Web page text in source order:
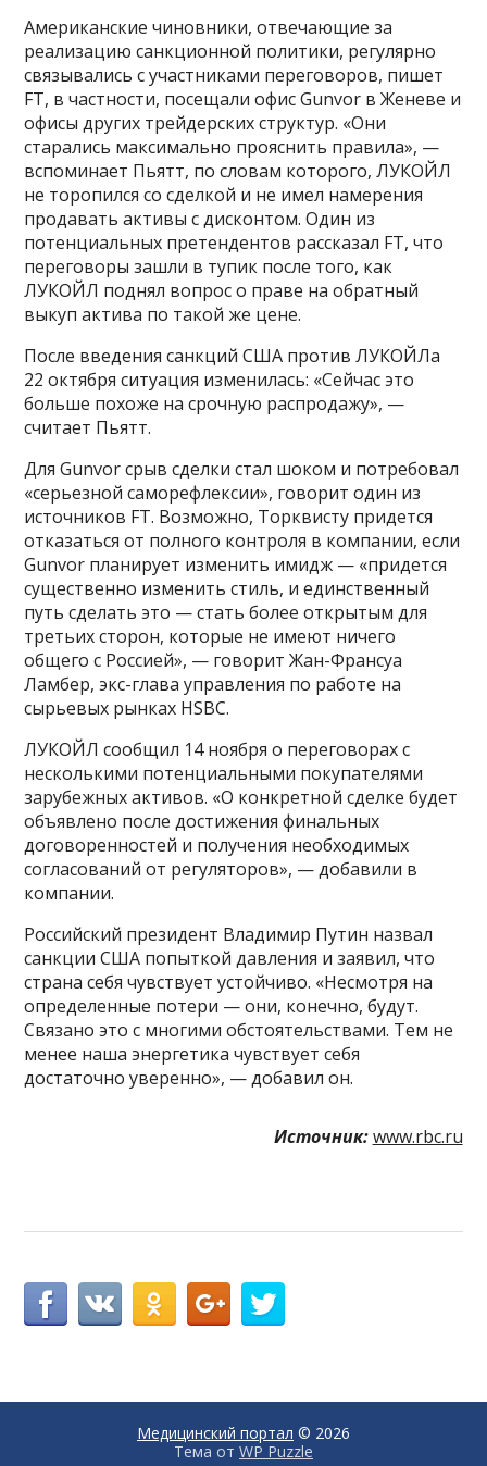
Американские чиновники, отвечающие за
реализацию санкционной политики, регулярно
связывались с участниками переговоров, пишет
FT, в частности, посещали офис Gunvor в Женеве и
офисы других трейдерских структур. «Они
старались максимально прояснить правила», —
вспоминает Пьятт, по словам которого, ЛУКОЙЛ
не торопился со сделкой и не имел намерения
продавать активы с дисконтом. Один из
потенциальных претендентов рассказал FT, что
переговоры зашли в тупик после того, как
ЛУКОЙЛ поднял вопрос о праве на обратный
выкуп актива по такой же цене.
После введения санкций США против ЛУКОЙЛа
22 октября ситуация изменилась: «Сейчас это
больше похоже на срочную распродажу», —
считает Пьятт.
Для Gunvor срыв сделки стал шоком и потребовал
«серьезной саморефлексии», говорит один из
источников FT. Возможно, Торквисту придется
отказаться от полного контроля в компании, если
Gunvor планирует изменить имидж — «придется
существенно изменить стиль, и единственный
путь сделать это — стать более открытым для
третьих сторон, которые не имеют ничего
общего с Россией», — говорит Жан-Франсуа
Ламбер, экс-глава управления по работе на
сырьевых рынках HSBC.
ЛУКОЙЛ сообщил 14 ноября о переговорах с
несколькими потенциальными покупателями
зарубежных активов. «О конкретной сделке будет
объявлено после достижения финальных
договоренностей и получения необходимых
согласований от регуляторов», — добавили в
компании.
Российский президент Владимир Путин назвал
санкции США попыткой давления и заявил, что
страна себя чувствует устойчиво. «Несмотря на
определенные потери — они, конечно, будут.
Связано это с многими обстоятельствами. Тем не
менее наша энергетика чувствует себя
достаточно уверенно», — добавил он.
Источник: www.rbc.ru
Медицинский портал © 2026
Тема от WP Puzzle